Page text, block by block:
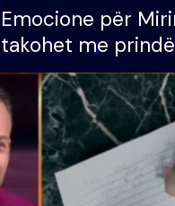
Emocione për
takohet me
vajzën dhe
S’kemi ndonjë
apo jo?